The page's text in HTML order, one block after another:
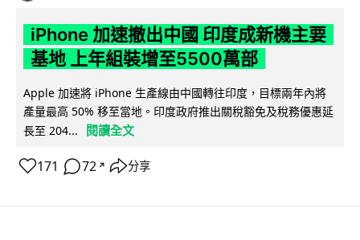
iPhone 加速撤出中國 印度成新機主要
基地 上年組裝增至5500萬部
Apple 加速將 iPhone 生產線由中國轉往印度，目標兩年內將
產量最高 50% 移至當地。印度政府推出關稅豁免及稅務優惠延
長至 204...
閱讀全文
171 72 ↗ 分享